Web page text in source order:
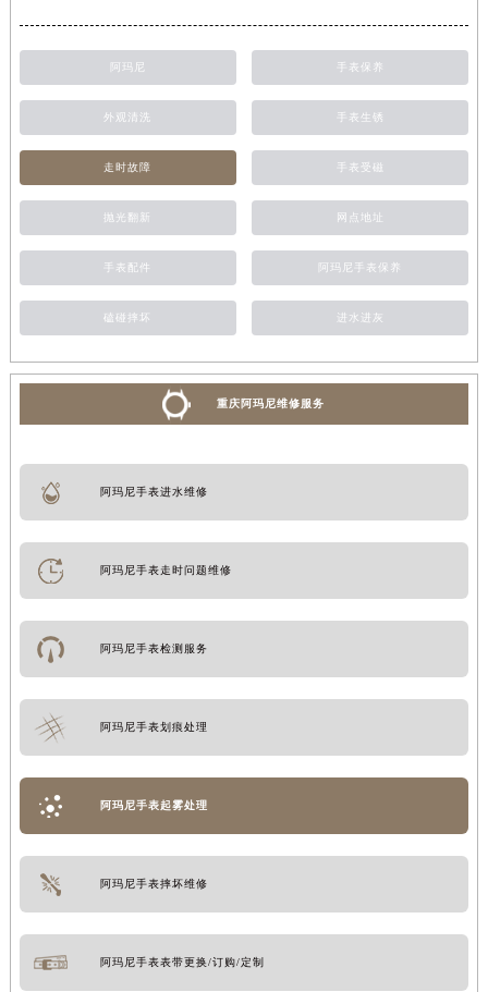
阿玛尼 手表保养
外观清洗 手表生锈
走时故障 手表受磁
抛光翻新 网点地址
手表配件 阿玛尼手表保养
磕碰摔坏 进水进灰
重庆阿玛尼维修服务
阿玛尼手表进水维修
阿玛尼手表走时问题维修
阿玛尼手表检测服务
阿玛尼手表划痕处理
阿玛尼手表起雾处理
阿玛尼手表摔坏维修
阿玛尼手表表带更换/订购/定制